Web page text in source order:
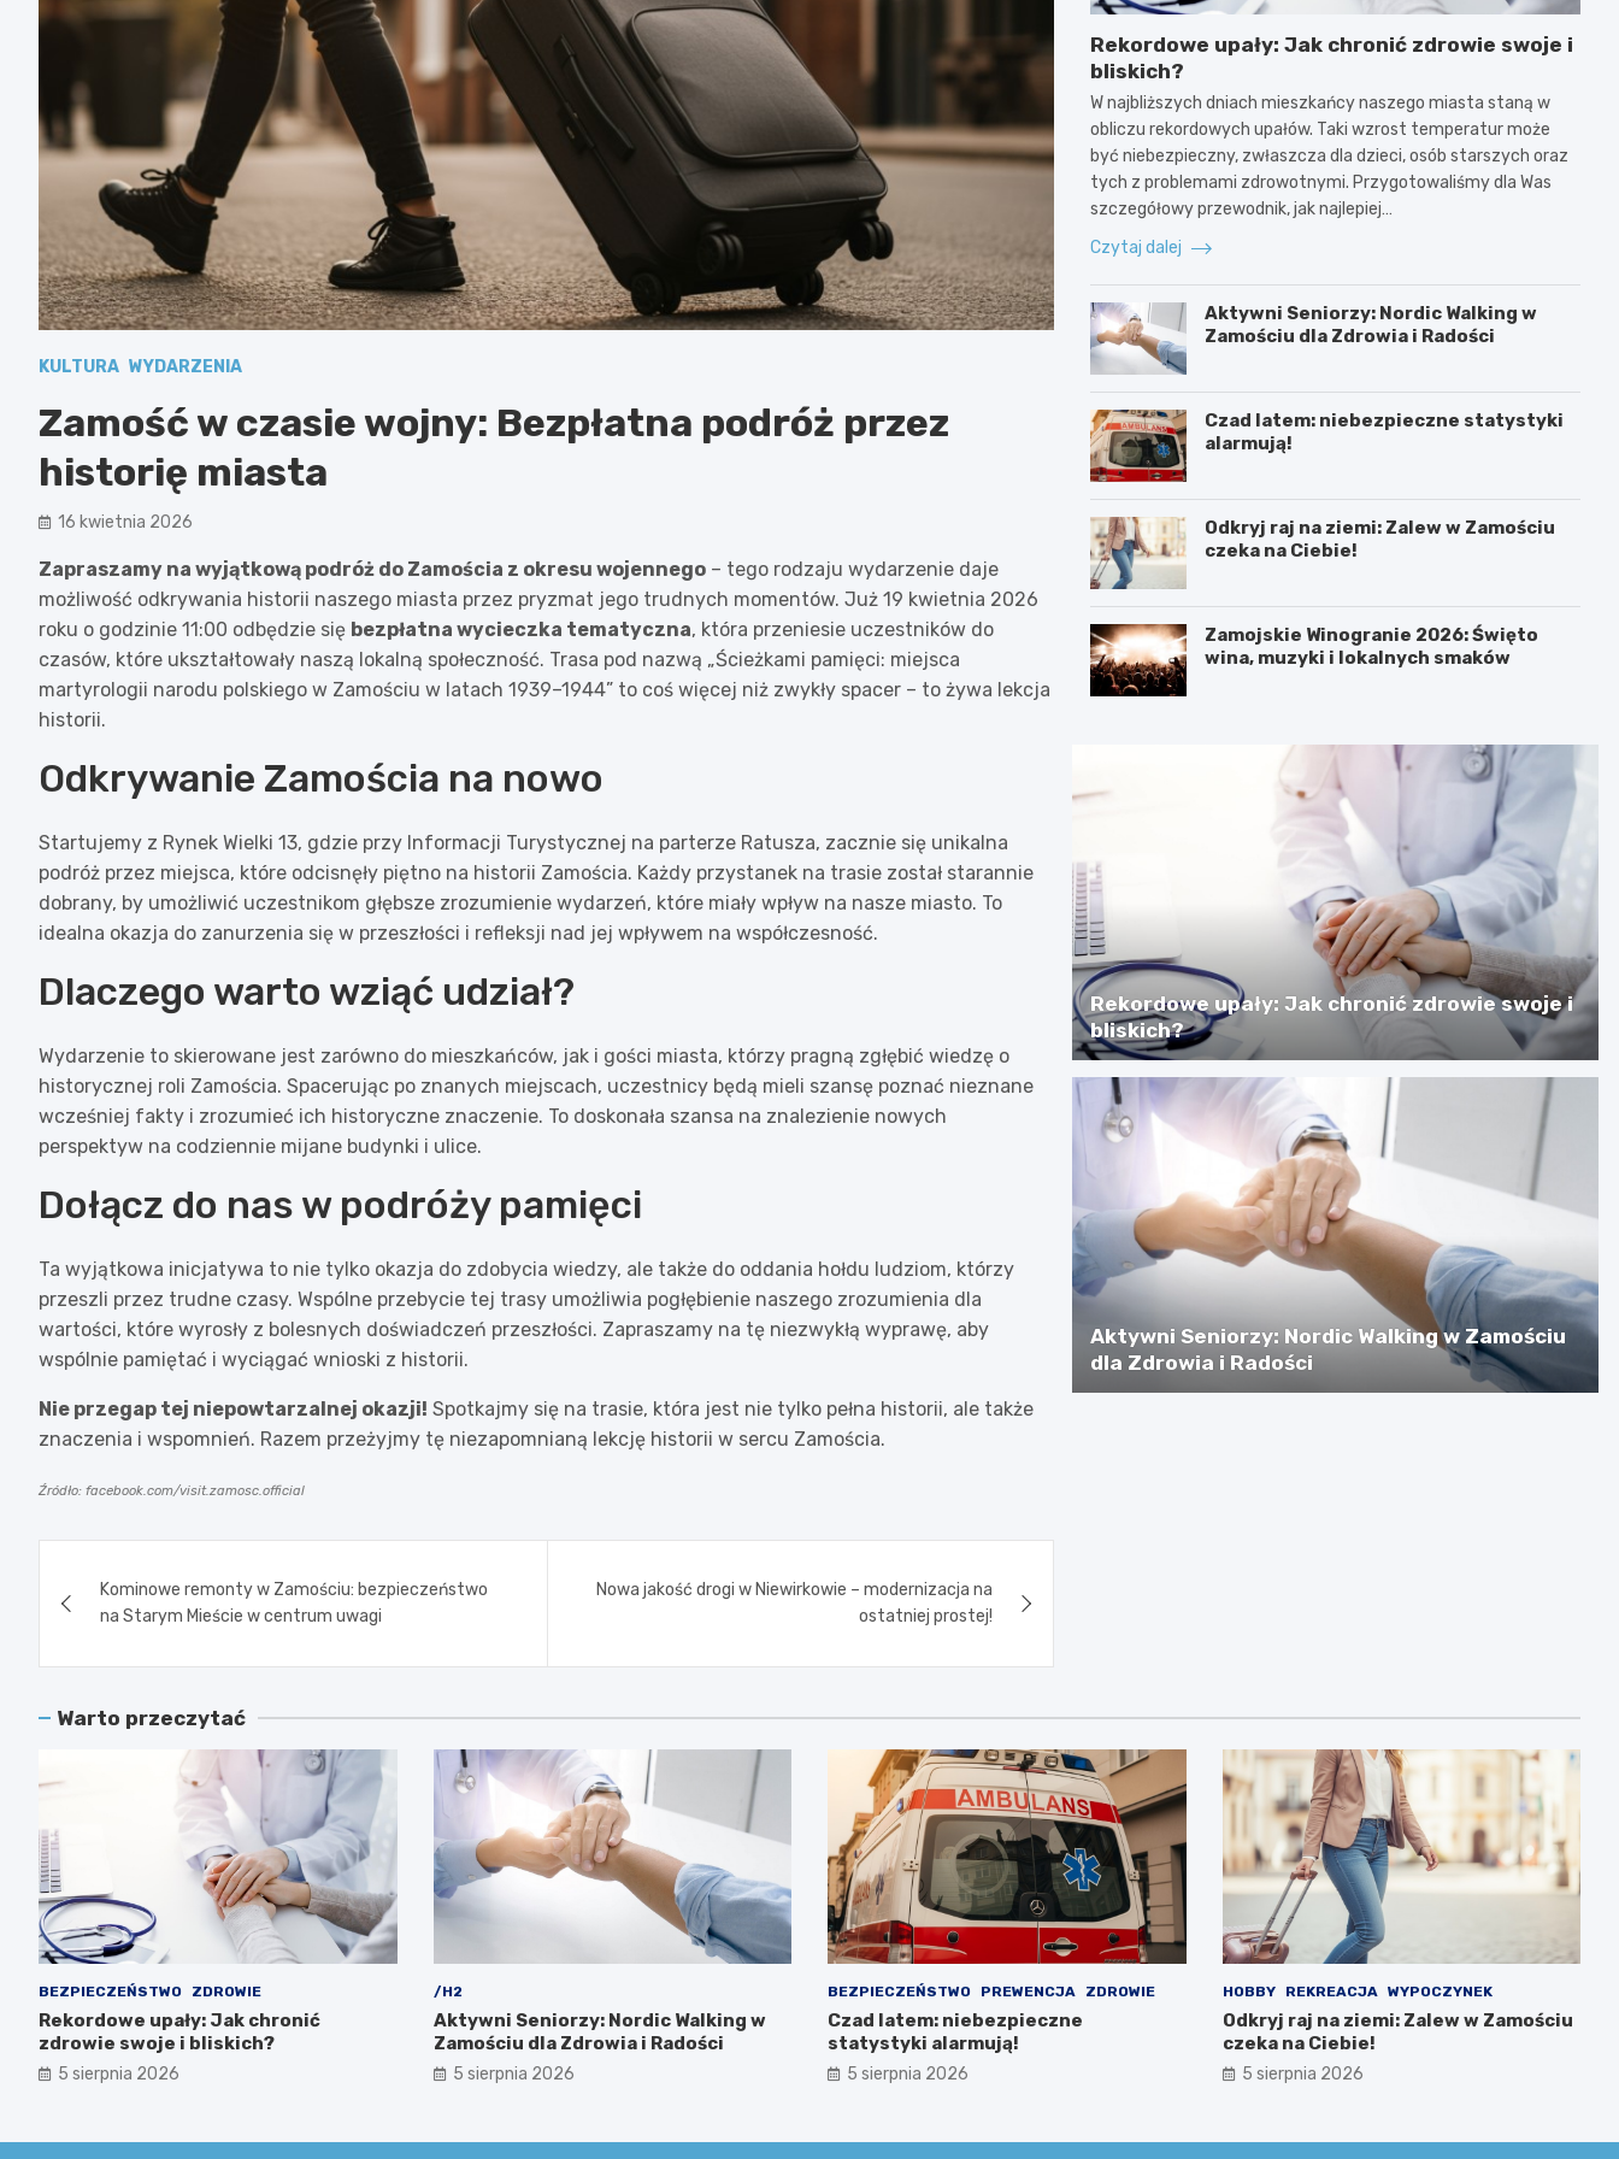
KULTURA WYDARZENIA
Zamość w czasie wojny: Bezpłatna podróż przez
historię miasta
16 kwietnia 2026
Zapraszamy na wyjątkową podróż do Zamościa z okresu wojennego – tego rodzaju wydarzenie daje
możliwość odkrywania historii naszego miasta przez pryzmat jego trudnych momentów. Już 19 kwietnia 2026
roku o godzinie 11:00 odbędzie się bezpłatna wycieczka tematyczna, która przeniesie uczestników do
czasów, które ukształtowały naszą lokalną społeczność. Trasa pod nazwą „Ścieżkami pamięci: miejsca
martyrologii narodu polskiego w Zamościu w latach 1939–1944” to coś więcej niż zwykły spacer – to żywa lekcja
historii.
Odkrywanie Zamościa na nowo
Startujemy z Rynek Wielki 13, gdzie przy Informacji Turystycznej na parterze Ratusza, zacznie się unikalna
podróż przez miejsca, które odcisnęły piętno na historii Zamościa. Każdy przystanek na trasie został starannie
dobrany, by umożliwić uczestnikom głębsze zrozumienie wydarzeń, które miały wpływ na nasze miasto. To
idealna okazja do zanurzenia się w przeszłości i refleksji nad jej wpływem na współczesność.
Dlaczego warto wziąć udział?
Wydarzenie to skierowane jest zarówno do mieszkańców, jak i gości miasta, którzy pragną zgłębić wiedzę o
historycznej roli Zamościa. Spacerując po znanych miejscach, uczestnicy będą mieli szansę poznać nieznane
wcześniej fakty i zrozumieć ich historyczne znaczenie. To doskonała szansa na znalezienie nowych
perspektyw na codziennie mijane budynki i ulice.
Dołącz do nas w podróży pamięci
Ta wyjątkowa inicjatywa to nie tylko okazja do zdobycia wiedzy, ale także do oddania hołdu ludziom, którzy
przeszli przez trudne czasy. Wspólne przebycie tej trasy umożliwia pogłębienie naszego zrozumienia dla
wartości, które wyrosły z bolesnych doświadczeń przeszłości. Zapraszamy na tę niezwykłą wyprawę, aby
wspólnie pamiętać i wyciągać wnioski z historii.
Nie przegap tej niepowtarzalnej okazji! Spotkajmy się na trasie, która jest nie tylko pełna historii, ale także
znaczenia i wspomnień. Razem przeżyjmy tę niezapomnianą lekcję historii w sercu Zamościa.
Źródło: facebook.com/visit.zamosc.official
wpisuKominowe remonty w Zamościu: bezpieczeństwo
na Starym Mieście w centrum uwagi
Nowa jakość drogi w Niewirkowie – modernizacja na
ostatniej prostej!
Rekordowe upały: Jak chronić zdrowie swoje i
bliskich?
W najbliższych dniach mieszkańcy naszego miasta staną w
obliczu rekordowych upałów. Taki wzrost temperatur może
być niebezpieczny, zwłaszcza dla dzieci, osób starszych oraz
tych z problemami zdrowotnymi. Przygotowaliśmy dla Was
szczegółowy przewodnik, jak najlepiej…
Czytaj dalej
Aktywni Seniorzy: Nordic Walking w
Zamościu dla Zdrowia i Radości
Czad latem: niebezpieczne statystyki
alarmują!
Odkryj raj na ziemi: Zalew w Zamościu
czeka na Ciebie!
Zamojskie Winogranie 2026: Święto
wina, muzyki i lokalnych smaków
Rekordowe upały: Jak chronić zdrowie swoje i
bliskich?
Aktywni Seniorzy: Nordic Walking w Zamościu
dla Zdrowia i Radości
Warto przeczytać
BEZPIECZEŃSTWO ZDROWIE
Rekordowe upały: Jak chronić
zdrowie swoje i bliskich?
5 sierpnia 2026
/H2
Aktywni Seniorzy: Nordic Walking w
Zamościu dla Zdrowia i Radości
5 sierpnia 2026
BEZPIECZEŃSTWO PREWENCJA ZDROWIE
Czad latem: niebezpieczne
statystyki alarmują!
5 sierpnia 2026
HOBBY REKREACJA WYPOCZYNEK
Odkryj raj na ziemi: Zalew w Zamościu
czeka na Ciebie!
5 sierpnia 2026